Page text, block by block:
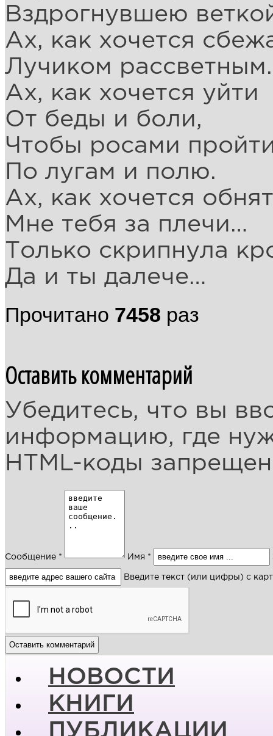
Вздрогнувшею
Ах, как хочется
Лучиком рассветным.
Ах, как хочется уйти
От беды и боли,
Чтобы росами
По лугам и полю.
Ах, как хочется
Мне тебя за плечи…
Только скрипнула
Да и ты далече…
Прочитано 7458 раз
Оставить комментарий
Убедитесь, что вы
информацию, где
HTML-коды
Сообщение * Имя *
Введите текст (или цифры) с
НОВОСТИ
КНИГИ
ПУБЛИКАЦИИ